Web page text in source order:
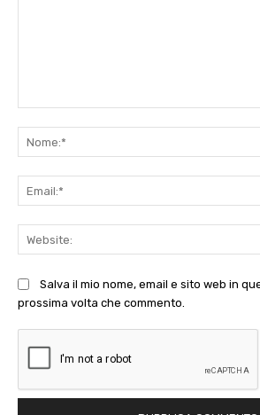
Salva il mio nome, email e sito web in
prossima volta che commento.